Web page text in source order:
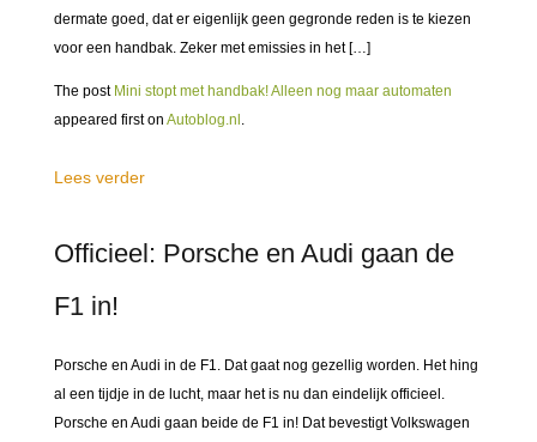
dermate goed, dat er eigenlijk geen gegronde reden is te kiezen
voor een handbak. Zeker met emissies in het […]
The post Mini stopt met handbak! Alleen nog maar automaten
appeared first on Autoblog.nl .
Lees verder
Officieel: Porsche en Audi gaan de
F1 in!
Porsche en Audi in de F1. Dat gaat nog gezellig worden. Het hing
al een tijdje in de lucht, maar het is nu dan eindelijk officieel.
Porsche en Audi gaan beide de F1 in! Dat bevestigt Volkswagen